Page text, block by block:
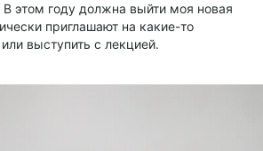
этом году должна выйти моя новая
приглашают на какие-то
выступить с лекцией.